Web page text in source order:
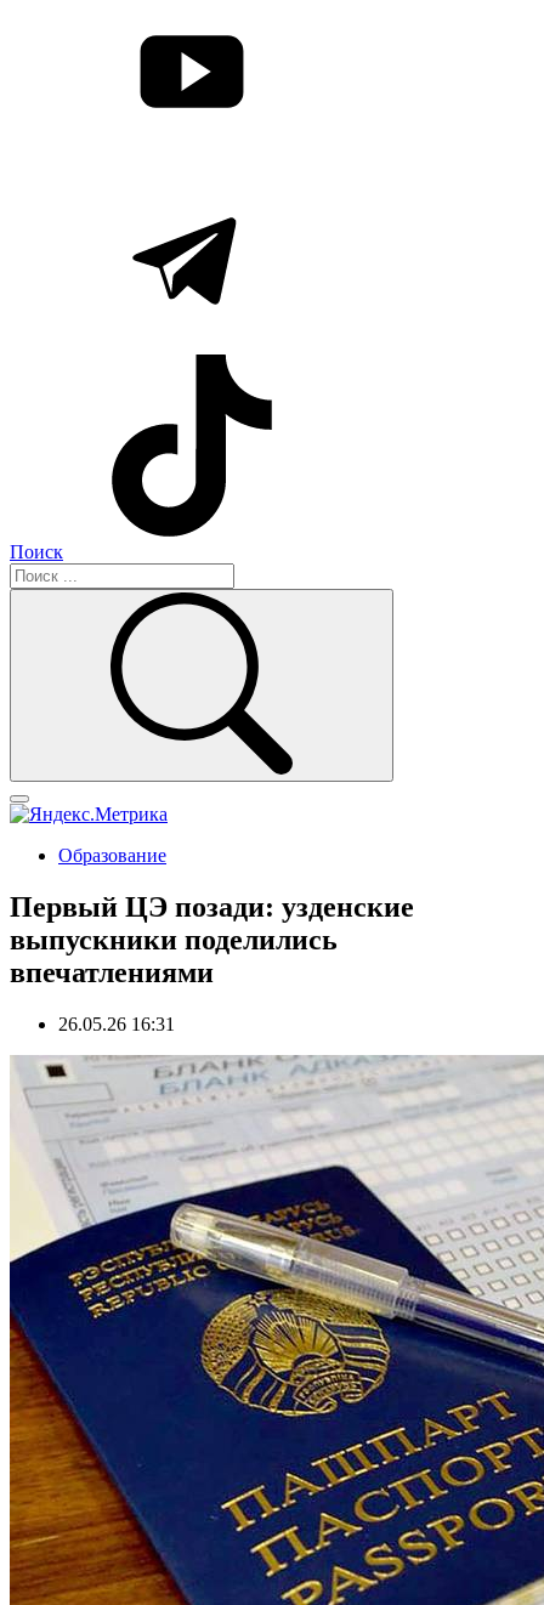
Поиск
Образование
Первый ЦЭ позади: узденские
выпускники поделились
впечатлениями
26.05.26 16:31